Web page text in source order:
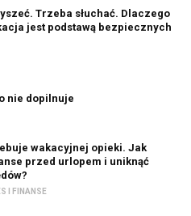
Trzeba słuchać. Dlaczego
jest podstawą bezpiecznych
nie dopilnuje
wakacyjnej opieki. Jak
przed urlopem i uniknąć
I FINANSE